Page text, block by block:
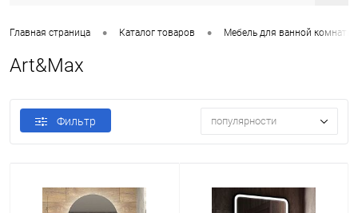
Главная страница • Каталог товаров • Мебель для ванной комнаты
Art&Max
Фильтр популярности